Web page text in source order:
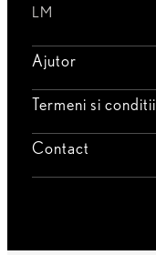
LM
Ajutor
Termeni si conditii
Contact